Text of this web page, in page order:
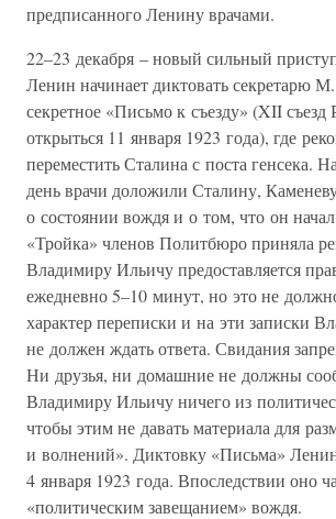
предписанного Ленину врачами.
22–23 декабря – новый сильный
Ленин начинает диктовать секретарю
секретное «Письмо к съезду» (XII
открыться 11 января 1923 года), где
переместить Сталина с поста генсека.
день врачи доложили Сталину,
о состоянии вождя и о том, что он начал
«Тройка» членов Политбюро приняла
Владимиру Ильичу предоставляется
ежедневно 5–10 минут, но это не
характер переписки и на эти записки
не должен ждать ответа. Свидания
Ни друзья, ни домашние не должны
Владимиру Ильичу ничего из
чтобы этим не давать материала для
и волнений». Диктовку «Письма»
4 января 1923 года. Впоследствии оно
«политическим завещанием» вождя.